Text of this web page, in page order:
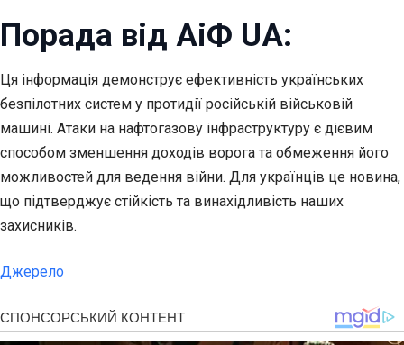
Порада від АіФ UA:
Ця інформація демонструє ефективність українських
безпілотних систем у протидії російській військовій
машині. Атаки на нафтогазову інфраструктуру є дієвим
способом зменшення доходів ворога та обмеження його
можливостей для ведення війни. Для українців це новина,
що підтверджує стійкість та винахідливість наших
захисників.
Джерело